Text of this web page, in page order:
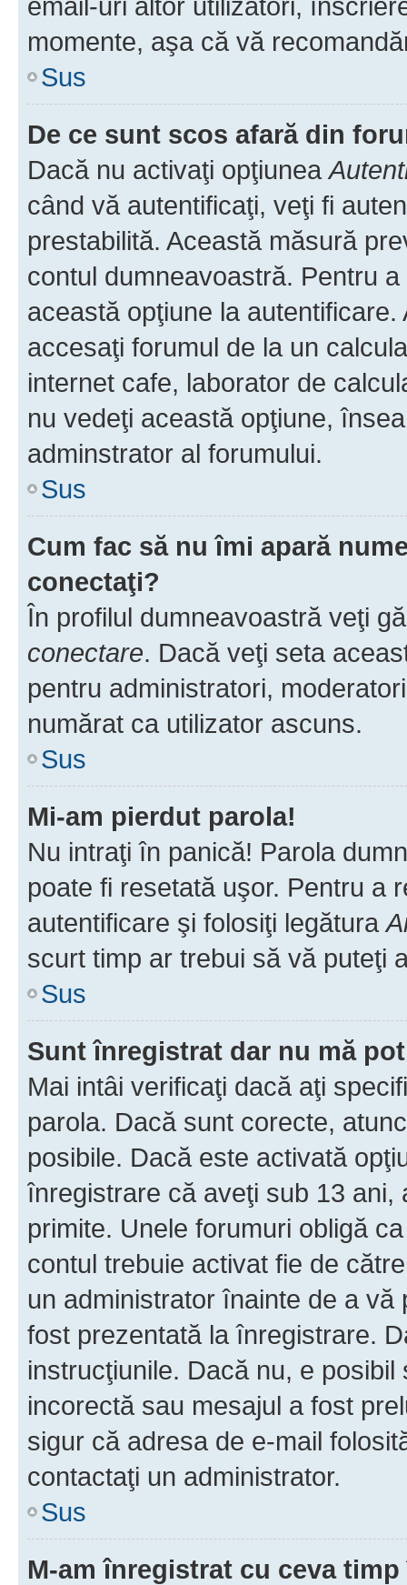
momente, aşa că vă
Sus
De ce sunt scos afară din
Dacă nu activaţi opţiunea
când vă autentificaţi, veţi fi
prestabilită. Această măsură
contul dumneavoastră. Pentru
această opţiune la
accesaţi forumul de la un
internet cafe, laborator de
nu vedeţi această opţiune,
adminstrator al forumului.
Sus
Cum fac să nu îmi apară
conectaţi?
În profilul dumneavoastră veţi
conectare. Dacă veţi seta
pentru administratori,
numărat ca utilizator ascuns.
Sus
Mi-am pierdut parola!
Nu intraţi în panică! Parola
poate fi resetată uşor. Pentru a
autentificare şi folosiţi legătura
scurt timp ar trebui să vă puteţi
Sus
Sunt înregistrat dar nu mă
Mai intâi verificaţi dacă aţi
parola. Dacă sunt corecte,
posibile. Dacă este activată
înregistrare că aveţi sub 13
primite. Unele forumuri obligă
contul trebuie activat fie de
un administrator înainte de a
fost prezentată la înregistrare.
instrucţiunile. Dacă nu, e
incorectă sau mesajul a fost
sigur că adresa de e-mail
contactaţi un administrator.
Sus
M-am înregistrat cu ceva